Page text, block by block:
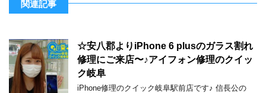
関連記事
☆安八郡よりiPhone 6 plusのガラス割れ
修理にご来店〜♪アイフォン修理のクイッ
ク岐阜
iPhone修理のクイック岐阜駅前店です♪ 信長公の